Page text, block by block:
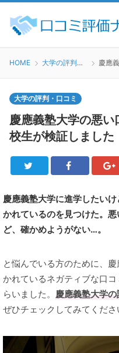
HOME 大学の評判・口コミ
大学の評判・口コミ
慶應義塾大学の悪
校生が検証しました
Twitter Facebook
慶應義塾大学に進学したい
かれているのを見つけた。
ど、確かめようがない…。
と悩んでいる方のために、
かれているネガティブな口
らいました。 慶應義塾大学
ぜひチェックしてみてくださ